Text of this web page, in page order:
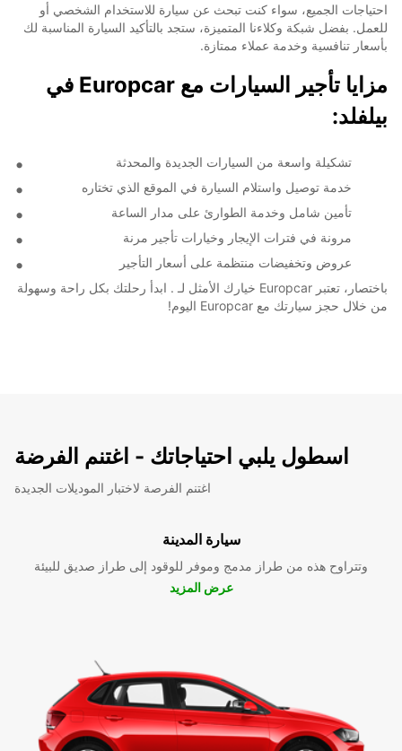
احتياجات الجميع، سواء كنت تبحث عن سيارة للاستخدام الشخصي أو
للعمل. بفضل شبكة وكلاءنا المتميزة، ستجد بالتأكيد السيارة المناسبة لك
بأسعار تنافسية وخدمة عملاء ممتازة.
مزايا تأجير السيارات مع Europcar في
بيلفلد:
تشكيلة واسعة من السيارات الجديدة والمحدثة
خدمة توصيل واستلام السيارة في الموقع الذي تختاره
تأمين شامل وخدمة الطوارئ على مدار الساعة
مرونة في فترات الإيجار وخيارات تأجير مرنة
عروض وتخفيضات منتظمة على أسعار التأجير
باختصار، تعتبر Europcar خيارك الأمثل لـ . ابدأ رحلتك بكل راحة وسهولة
من خلال حجز سيارتك مع Europcar اليوم!
اسطول يلبي احتياجاتك - اغتنم الفرضة
اغتنم الفرصة لاختبار الموديلات الجديدة
سيارة المدينة
وتتراوح هذه من طراز مدمج وموفر للوقود إلى طراز صديق للبيئة
عرض المزيد